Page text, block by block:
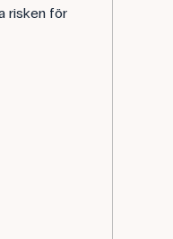
risken för